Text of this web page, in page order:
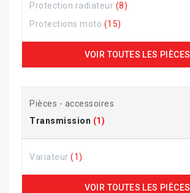
Protection radiateur (8)
Protections moto (15)
VOIR TOUTES LES PIÈCES
Pièces - accessoires
Transmission (1)
Variateur (1)
VOIR TOUTES LES PIÈCES